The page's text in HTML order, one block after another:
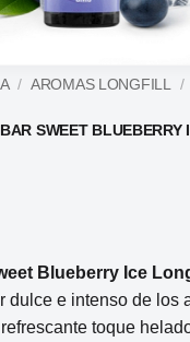
/ AROMAS LONGFILL /
SWEET BLUEBERRY
Blueberry Ice
dulce e intenso de los
toque